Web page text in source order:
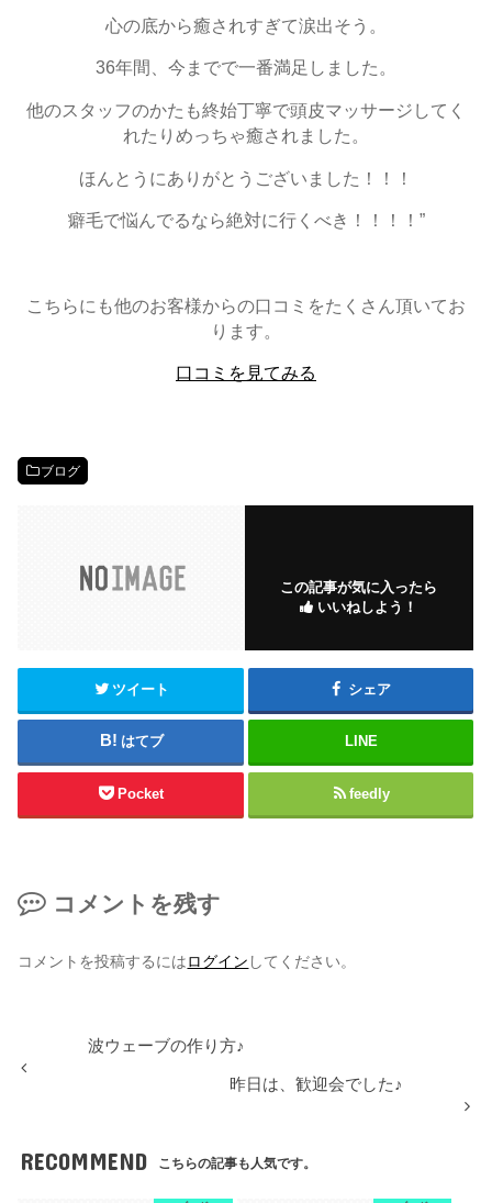
心の底から癒されすぎて涙出そう。
36年間、今までで一番満足しました。
他のスタッフのかたも終始丁寧で頭皮マッサージしてく
れたりめっちゃ癒されました。
ほんとうにありがとうございました！！！
癖毛で悩んでるなら絶対に行くべき！！！！”
こちらにも他のお客様からの口コミをたくさん頂いてお
ります。
口コミを見てみる
ブログ
この記事が気に入ったら
いいねしよう！
ツイート シェア
はてブ LINE
Pocket feedly
コメントを残す
コメントを投稿するにはログイン してください。
波ウェーブの作り方♪
昨日は、歓迎会でした♪
RECOMMEND こちらの記事も人気です。